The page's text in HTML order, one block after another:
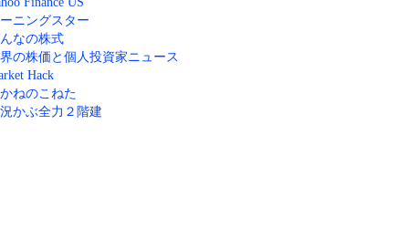
ニングスター
なの株式
の株価と個人投資家ニュース
Hack
ねのこねた
かぶ全力２階建